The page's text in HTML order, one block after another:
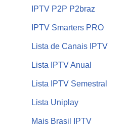
IPTV P2P P2braz
IPTV Smarters PRO
Lista de Canais IPTV
Lista IPTV Anual
Lista IPTV Semestral
Lista Uniplay
Mais Brasil IPTV